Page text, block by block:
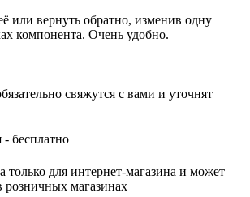
или вернуть обратно, изменив одну
компонента. Очень удобно.
свяжутся с вами и уточнят
бесплатно
только для интернет-магазина и может
розничных магазинах